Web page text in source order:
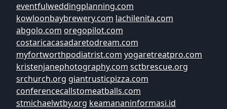
eventfulweddingplanning.com
kowloonbaybrewery.com lachilenita.com
abgolo.com oregopilot.com
costaricacasadaretodream.com
myfortworthpodiatrist.com yogaretreatpro.com
kristenjanephotography.com sctbrescue.org
srchurch.org giantrusticpizza.com
conferencecallstomeatballs.com
stmichaelwtby.org keamananinformasi.id